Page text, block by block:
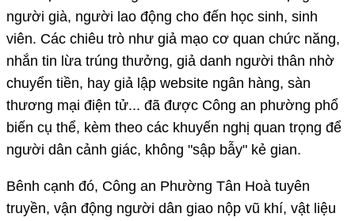
người già, người lao động cho đến học sinh, sinh
viên. Các chiêu trò như giả mạo cơ quan chức năng,
nhắn tin lừa trúng thưởng, giả danh người thân nhờ
chuyển tiền, hay giả lập website ngân hàng, sàn
thương mại điện tử... đã được Công an phường phổ
biến cụ thể, kèm theo các khuyến nghị quan trọng để
người dân cảnh giác, không "sập bẫy" kẻ gian.
Bênh cạnh đó, Công an Phường Tân Hoà tuyên
truyền, vận động người dân giao nộp vũ khí, vật liệu